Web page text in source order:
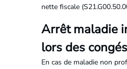
nette fiscale
Arrêt maladie
lors des
En cas de maladie non